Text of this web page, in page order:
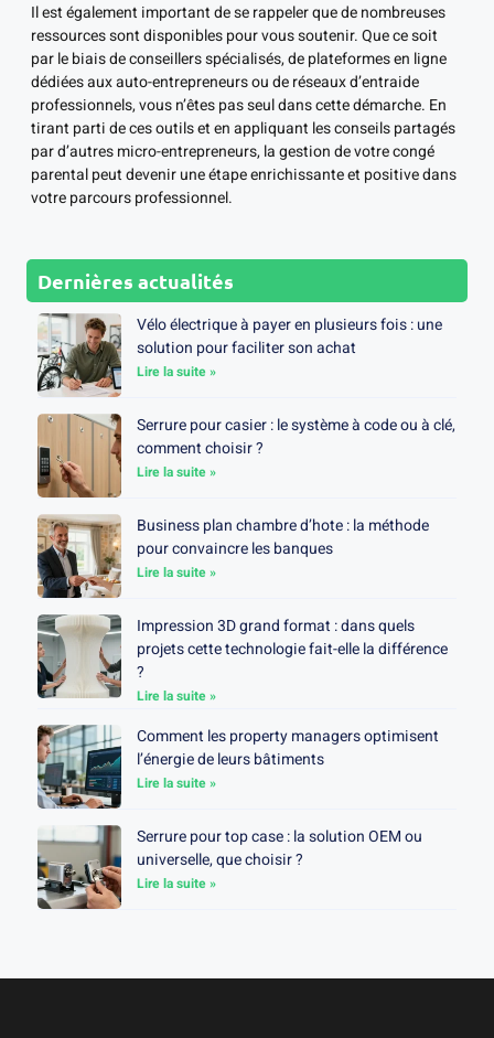
Il est également important de se rappeler que de nombreuses
ressources sont disponibles pour vous soutenir. Que ce soit
par le biais de conseillers spécialisés, de plateformes en ligne
dédiées aux auto-entrepreneurs ou de réseaux d’entraide
professionnels, vous n’êtes pas seul dans cette démarche. En
tirant parti de ces outils et en appliquant les conseils partagés
par d’autres micro-entrepreneurs, la gestion de votre congé
parental peut devenir une étape enrichissante et positive dans
votre parcours professionnel.
Dernières actualités
Vélo électrique à payer en plusieurs fois : une
solution pour faciliter son achat
Lire la suite »
Serrure pour casier : le système à code ou à clé,
comment choisir ?
Lire la suite »
Business plan chambre d’hote : la méthode
pour convaincre les banques
Lire la suite »
Impression 3D grand format : dans quels
projets cette technologie fait-elle la différence
?
Lire la suite »
Comment les property managers optimisent
l’énergie de leurs bâtiments
Lire la suite »
Serrure pour top case : la solution OEM ou
universelle, que choisir ?
Lire la suite »